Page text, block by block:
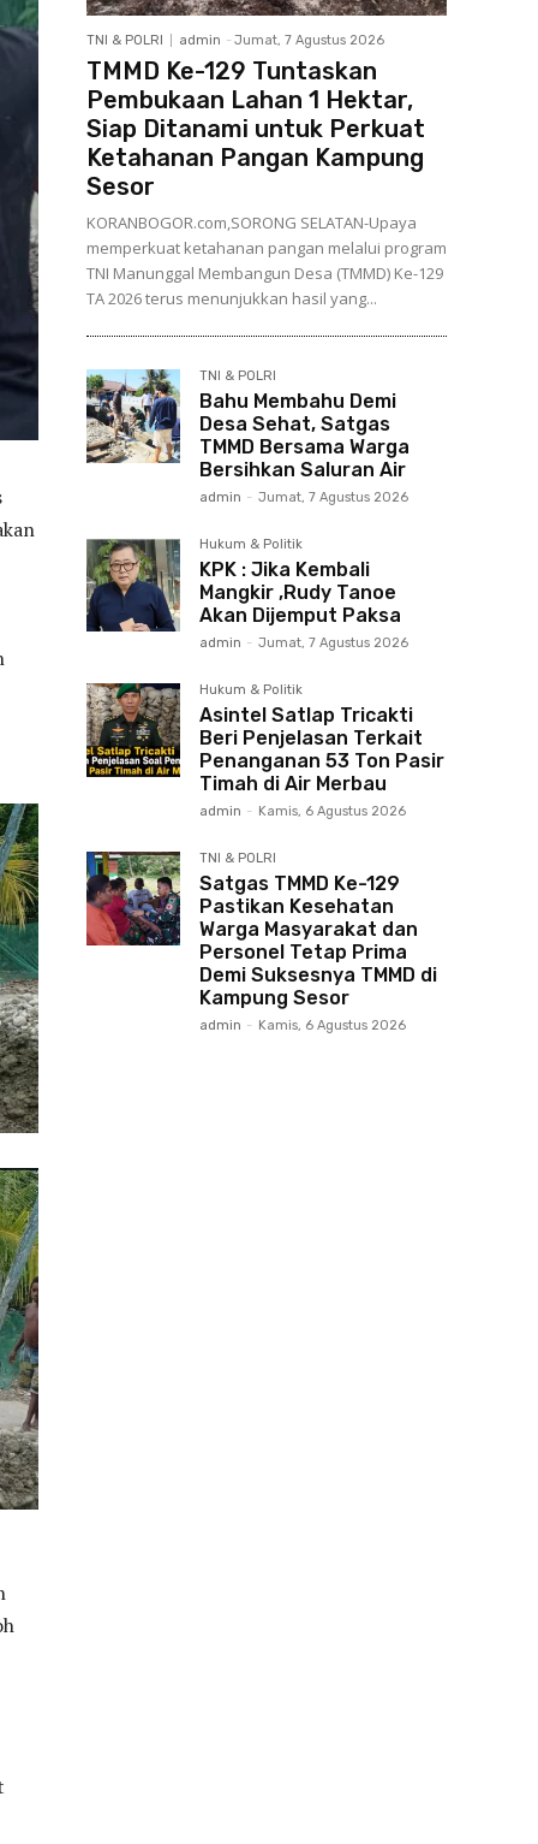
TNI & POLRI admin - Jumat, 7 Agustus 2026
TMMD Ke-129 Tuntaskan
Pembukaan Lahan 1 Hektar,
Siap Ditanami untuk Perkuat
Ketahanan Pangan Kampung
Sesor
KORANBOGOR.com,SORONG SELATAN-Upaya
memperkuat ketahanan pangan melalui program
TNI Manunggal Membangun Desa (TMMD) Ke-129
TA 2026 terus menunjukkan hasil yang...
TNI & POLRI
Bahu Membahu Demi
Desa Sehat, Satgas
TMMD Bersama Warga
Bersihkan Saluran Air
admin - Jumat, 7 Agustus 2026
Hukum & Politik
KPK : Jika Kembali
Mangkir ,Rudy Tanoe
Akan Dijemput Paksa
admin - Jumat, 7 Agustus 2026
Hukum & Politik
Asintel Satlap Tricakti
Beri Penjelasan Terkait
Penanganan 53 Ton Pasir
Timah di Air Merbau
admin - Kamis, 6 Agustus 2026
TNI & POLRI
Satgas TMMD Ke-129
Pastikan Kesehatan
Warga Masyarakat dan
Personel Tetap Prima
Demi Suksesnya TMMD di
Kampung Sesor
admin - Kamis, 6 Agustus 2026